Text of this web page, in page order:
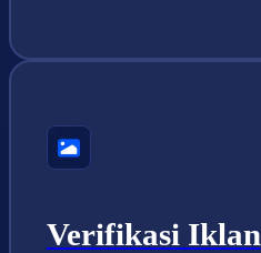
Verifikasi Iklan